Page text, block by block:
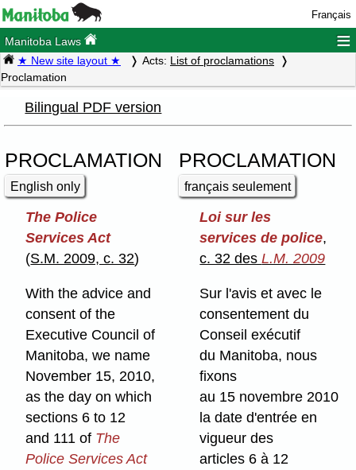
Français
Manitoba Laws ≡
★ New site layout ★ Acts: List of proclamations
Proclamation
Bilingual PDF version
PROCLAMATION
English only
PROCLAMATION
français seulement
The Police
Services Act
(S.M. 2009, c. 32)
Loi sur les
services de police,
c. 32 desL.M. 2009
With the advice and
consent of the
Executive Council of
Manitoba, we name
November 15, 2010,
as the day on which
sections 6 to 12
and 111 of The
Police Services Act
Sur l'avis et avec le
consentement du
Conseil exécutif
du Manitoba, nous
fixons
au 15 novembre 2010
la date d'entrée en
vigueur des
articles 6 à 12